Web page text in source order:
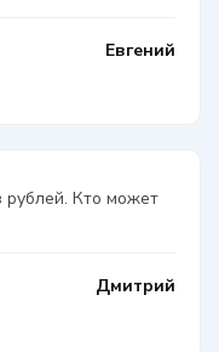
Евгений
рублей. Кто может
Дмитрий